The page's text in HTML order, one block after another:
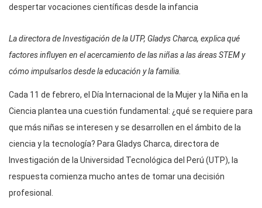
La directora de Investigación de la UTP, Gladys Charca, explica qué
factores influyen en el acercamiento de las niñas a las áreas STEM y
cómo impulsarlos desde la educación y la familia.
Cada 11 de febrero, el Día Internacional de la Mujer y la Niña en la
Ciencia plantea una cuestión fundamental: ¿qué se requiere para
que más niñas se interesen y se desarrollen en el ámbito de la
ciencia y la tecnología? Para Gladys Charca, directora de
Investigación de la Universidad Tecnológica del Perú (UTP), la
respuesta comienza mucho antes de tomar una decisión
profesional.